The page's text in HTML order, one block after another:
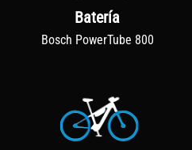
Batería
Bosch PowerTube 800